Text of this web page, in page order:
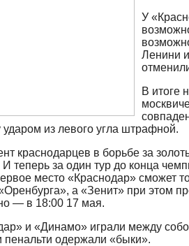
У
Ленини
В итоге
из левого угла штрафной.
краснодарцев в борьбе за
теперь за один тур до конца
место «Краснодар» сможет
а «Зенит» при этом
— в 18:00 17 мая.
и «Динамо» играли между
пенальти одержали «быки».